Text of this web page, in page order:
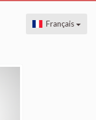
Français